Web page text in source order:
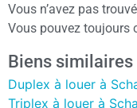
Vous n’avez pas
Vous pouvez toujours
Biens similaires
Duplex à louer à
Triplex à louer à